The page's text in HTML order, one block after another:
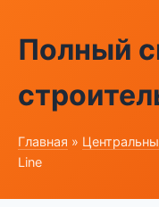
Полный
Главная »
Line